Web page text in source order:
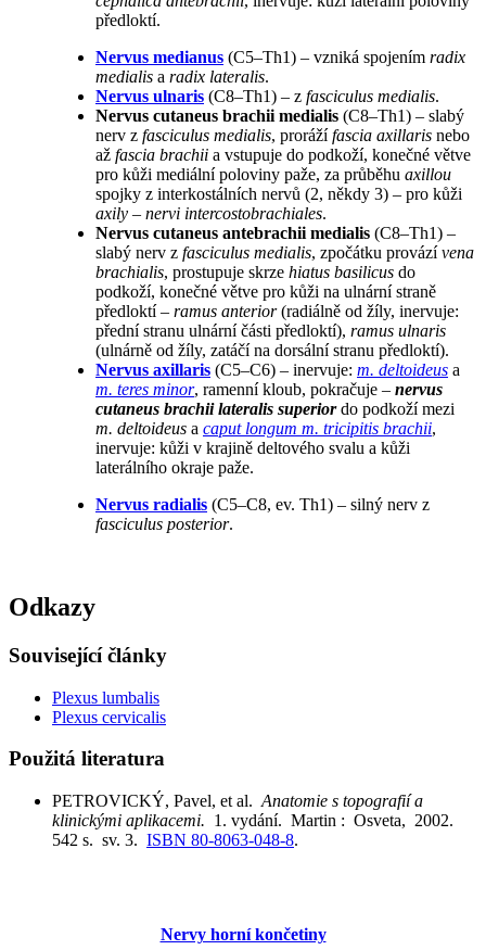
předloktí.
Nervus medianus (C5–Th1) – vzniká spojením radix
medialis a radix lateralis.
Nervus ulnaris (C8–Th1) – z fasciculus medialis.
Nervus cutaneus brachii medialis (C8–Th1) – slabý
nerv z fasciculus medialis, prorážífascia axillaris nebo
až fascia brachii a vstupuje do podkoží, konečné větve
pro kůži mediální poloviny paže, za průběhu axillou
spojky z interkostálních nervů (2, někdy 3) – pro kůži
axily – nervi intercostobrachiales.
Nervus cutaneus antebrachii medialis (C8–Th1) –
slabý nerv z fasciculus medialis, zpočátku provázívena
brachialis, prostupuje skrze hiatus basilicus do
podkoží, konečné větve pro kůži na ulnární straně
předloktí – ramus anterior(radiálně od žíly, inervuje:
přední stranu ulnární části předloktí), ramus ulnaris
(ulnárně od žíly, zatáčí na dorsální stranu předloktí).
Nervus axillaris (C5–C6) – inervuje: m. deltoideus a
m. teres minor, ramenní kloub, pokračuje – nervus
cutaneus brachii lateralis superiordo podkoží mezi
m. deltoideus a caput longum m. tricipitis brachii,
inervuje: kůži v krajině deltového svalu a kůži
laterálního okraje paže.
Nervus radialis (C5–C8, ev. Th1) – silný nerv z
fasciculus posterior.
Odkazy
Související články
Plexus lumbalis
Plexus cervicalis
Použitá literatura
PETROVICKÝ, Pavel, et al. Anatomie s topografií a
klinickými aplikacemi. 1. vydání. Martin : Osveta, 2002.
542 s. sv. 3. ISBN 80-8063-048-8.
Nervy horní končetiny